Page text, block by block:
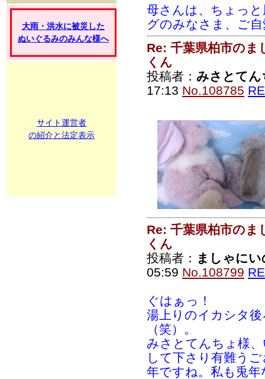
大雨・洪水に被災した
ぬいぐるみのみんな様へ
サイト運営者
の紹介と法定表示
母さんは、ちょっ
グのみなさま、ご
Re: 千葉県柏市の
くん
投稿者： みさとてん
17:13 No.108785
Re: 千葉県柏市の
くん
投稿者： ましゃにい
05:59 No.108799
ぐはぁっ！
湯上りのイカシタ
（笑）。
みさとてんちょ様
して下さり有難う
年ですね。私も兎